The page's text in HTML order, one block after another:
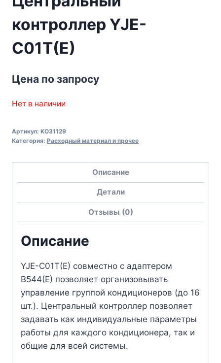
контроллер YJE-
C01T(E)
Цена по запросу
Нет в наличии
Артикул: KO31129
Категория: Расходный материал и прочее
Описание
Детали
Отзывы (0)
Описание
YJE-C01T(E) совместно с адаптером
B544(E) позволяет организовывать
управление группой кондиционеров (до 16
шт.). Центральный контроллер позволяет
задавать как индивидуальные параметры
работы для каждого кондиционера, так и
общие для всей системы.